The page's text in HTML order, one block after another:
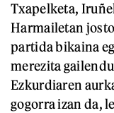
Txapelketa,
Harmailetan
partida bikaina
merezita
Ezkurdiaren
gogorra izan da,